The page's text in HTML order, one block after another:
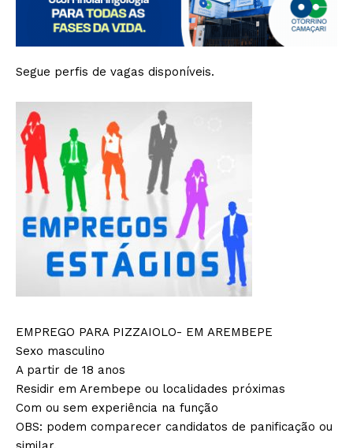
Segue perfis de vagas disponíveis.
EMPREGO PARA PIZZAIOLO- EM AREMBEPE
Sexo masculino
A partir de 18 anos
Residir em Arembepe ou localidades próximas
Com ou sem experiência na função
OBS: podem comparecer candidatos de panificação ou